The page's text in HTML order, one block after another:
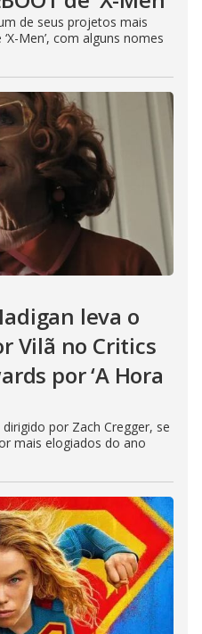
de seus projetos mais
Men’, com alguns nomes
leva o
Vilã no Critics
por ‘A Hora
por Zach Cregger, se
mais elogiados do ano